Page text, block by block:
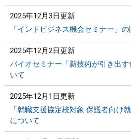
2025年12月3日更新
「インドビジネス機会セミナー」
2025年12月2日更新
バイオセミナー「新技術が引き出
いて
2025年12月1日更新
「就職支援協定校対象 保護者向け
について